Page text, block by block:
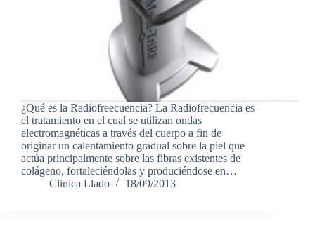
¿Qué es la Radiofreecuencia? La Radiofrecuencia es
el tratamiento en el cual se utilizan ondas
electromagnéticas a través del cuerpo a fin de
originar un calentamiento gradual sobre la piel que
actúa principalmente sobre las fibras existentes de
colágeno, fortaleciéndolas y produciéndose en…
Clinica Llado
18/09/2013